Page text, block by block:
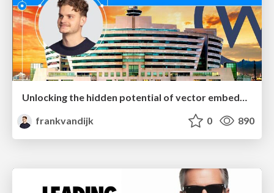
Unlocking the hidden potential of vector embeddings in international SEO
frankvandijk
0 890